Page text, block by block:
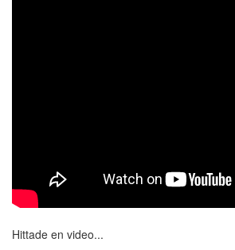
Hittade en video...